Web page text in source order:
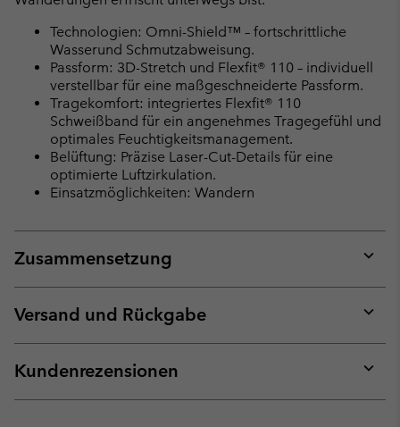
Technologien: Omni-Shield™ – fortschrittliche
Wasserund Schmutzabweisung.
Passform: 3D-Stretch und Flexfit® 110 – individuell
verstellbar für eine maßgeschneiderte Passform.
Tragekomfort: integriertes Flexfit® 110
Schweißband für ein angenehmes Tragegefühl und
optimales Feuchtigkeitsmanagement.
Belüftung: Präzise Laser-Cut-Details für eine
optimierte Luftzirkulation.
Einsatzmöglichkeiten: Wandern
Zusammensetzung
or
Versand und Rückgabe
or
Kundenrezensionen
or